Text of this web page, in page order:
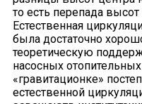
то есть перепада
Естественная
была достаточно
теоретическую
насосных
«гравитационке»
естественной